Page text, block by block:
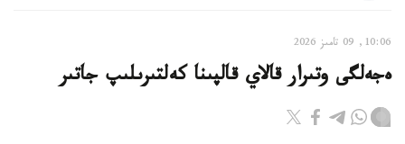
10:06, 09 تامىز 2026
ەجەلگى وتىرار قالاي قالپىنا كەلتىرىلىپ جاتىر